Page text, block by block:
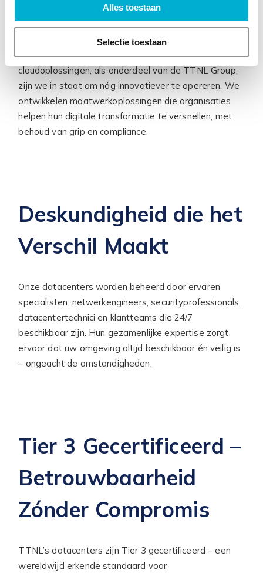
Alles toestaan
Selectie toestaan
TTNL Group
Met Axxius, specialist in software-integratie en
cloudoplossingen, als onderdeel van de TTNL Group,
zijn we in staat om nóg innovatiever te opereren. We
ontwikkelen maatwerkoplossingen die organisaties
helpen hun digitale transformatie te versnellen, met
behoud van grip en compliance.
Deskundigheid die het
Verschil Maakt
Onze datacenters worden beheerd door ervaren
specialisten: netwerkengineers, securityprofessionals,
datacentertechnici en klantteams die 24/7
beschikbaar zijn. Hun gezamenlijke expertise zorgt
ervoor dat uw omgeving altijd beschikbaar én veilig is
– ongeacht de omstandigheden.
Tier 3 Gecertificeerd –
Betrouwbaarheid
Zónder Compromis
TTNL’s datacenters zijn Tier 3 gecertificeerd – een
wereldwijd erkende standaard voor